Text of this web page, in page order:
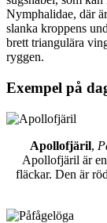
Nymphalidae, där
slanka kroppens
brett triangulära
ryggen.
Exempel på
Apollofjäril,
Apollofjäril är
fläckar. Den är